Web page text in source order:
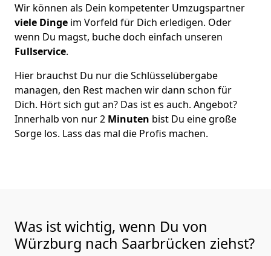
Wir können als Dein kompetenter Umzugspartner
viele Dinge im Vorfeld für Dich erledigen. Oder
wenn Du magst, buche doch einfach unseren
Fullservice.
Hier brauchst Du nur die Schlüsselübergabe
managen, den Rest machen wir dann schon für
Dich. Hört sich gut an? Das ist es auch. Angebot?
Innerhalb von nur 2 Minuten bist Du eine große
Sorge los. Lass das mal die Profis machen.
Was ist wichtig, wenn Du von
Würzburg nach Saarbrücken ziehst?